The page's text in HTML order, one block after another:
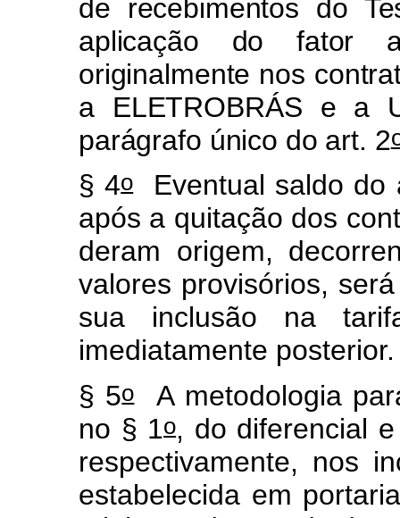
de recebimentos do
aplicação do fator
originalmente nos
a ELETROBRÁS e a
parágrafo único do art. 2
§ 4oEventual saldo do
após a quitação dos
deram origem,
valores provisórios,
sua inclusão na
imediatamente posterior.
§ 5oA metodologia
no § 1o, do diferencial
respectivamente, nos
estabelecida em